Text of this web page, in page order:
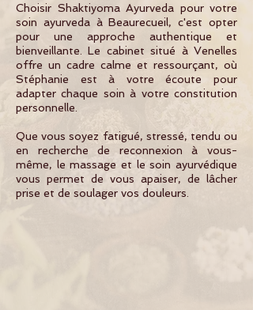
Choisir Shaktiyoma Ayurveda pour votre
soin ayurveda à Beaurecueil, c'est opter
pour une approche authentique et
bienveillante. Le cabinet situé à Venelles
offre un cadre calme et ressourçant, où
Stéphanie est à votre écoute pour
adapter chaque soin à votre constitution
personnelle.
Que vous soyez fatigué, stressé, tendu ou
en recherche de reconnexion à vous-
même, le massage et le soin ayurvédique
vous permet de vous apaiser, de lâcher
prise et de soulager vos douleurs.